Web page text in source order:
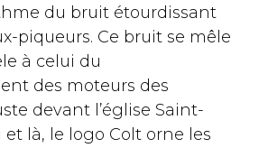
du bruit étourdissant
piqueurs. Ce bruit se mêle
à celui du
des moteurs des
devant l’église Saint-
là, le logo Colt orne les